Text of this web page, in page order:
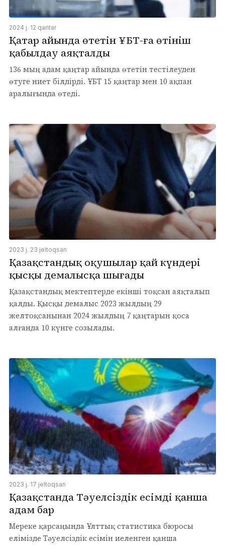
2024 j. 12 qańtar
Қаңтар айында өтетін ҰБТ-ға өтініш
қабылдау аяқталды
136 мың адам қаңтар айында өтетін тестілеуден
өтуге ниет білдірді. ҰБТ 15 қаңтар мен 10 ақпан
аралығында өтеді.
2023 j. 23 jeltoqsan
Қазақстандық оқушылар қай күндері
қысқы демалысқа шығады
Қазақстандық мектептерде екінші тоқсан аяқталып
қалды. Қысқы демалыс 2023 жылдың 29
желтоқсанынан 2024 жылдың 7 қаңтарын қоса
алғанда 10 күнге созылады.
2023 j. 17 jeltoqsan
Қазақстанда Тәуелсіздік есімді қанша
адам бар
Мереке қарсаңында Ұлттық статистика бюросы
елімізде Тәуелсіздік есімін иеленген қанша